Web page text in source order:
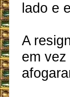
lado e
A
em